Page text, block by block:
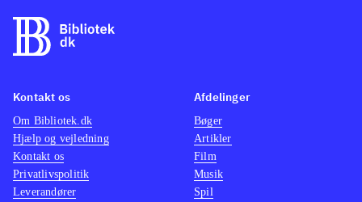
Kontakt os
Om Bibliotek.dk
Hjælp og vejledning
Kontakt os
Privatlivspolitik
Leverandører
Afdelinger
Bøger
Artikler
Film
Musik
Spil